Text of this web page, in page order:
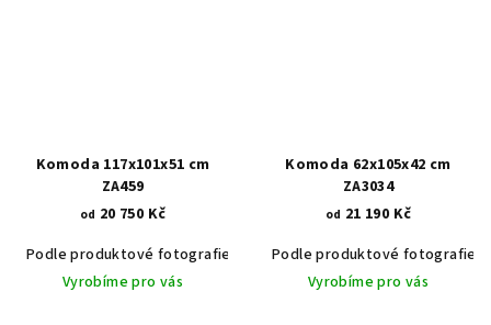
Komoda 117x101x51 cm
ZA459
od 20 750 Kč
Podle produktové fotografie
Akát vintage BT1551
Dub světlý
Vyrobíme pro vás
Komoda 62x105x42 cm
ZA3034
od 21 190 Kč
Podle produktové fotografie
Vyrobíme pro vás